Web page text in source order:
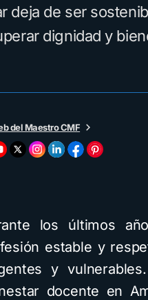
deja de ser
dignidad y
del Maestro CMF
los últimos
estable y
y
docente en